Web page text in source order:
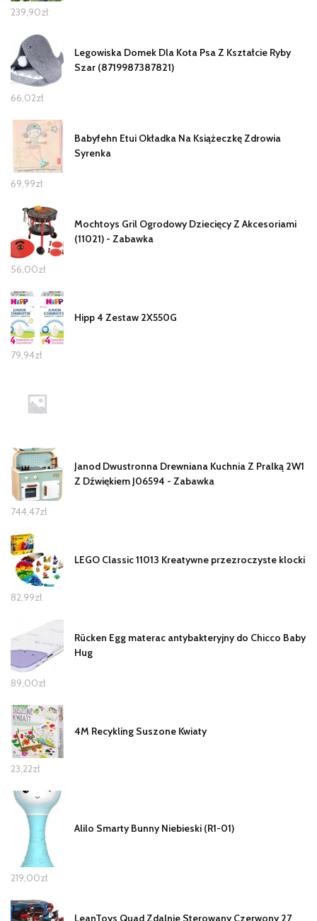
239,90zł
Legowiska Domek Dla Kota Psa Z Kształcie Ryby
Szar (8719987387821)
66,02zł
Babyfehn Etui Okładka Na Książeczkę Zdrowia
Syrenka
69,99zł
Mochtoys Gril Ogrodowy Dziecięcy Z Akcesoriami
(11021) - Zabawka
56,00zł
Hipp 4 Zestaw 2X550G
79,94zł
Janod Dwustronna Drewniana Kuchnia Z Pralką 2W1
Z Dźwiękiem J06594 - Zabawka
744,47zł
LEGO Classic 11013 Kreatywne przezroczyste klocki
82,99zł
Rücken Egg materac antybakteryjny do Chicco Baby
Hug
89,00zł
4M Recykling Suszone Kwiaty
23,22zł
Alilo Smarty Bunny Niebieski (R1-01)
219,00zł
LeanToys Quad Zdalnie Sterowany Czerwony 27